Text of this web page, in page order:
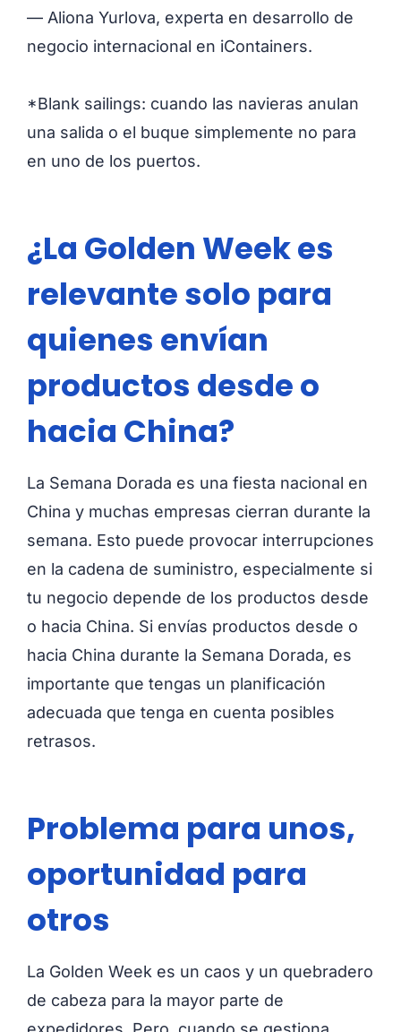
— Aliona Yurlova, experta en desarrollo de
negocio internacional en iContainers.
*Blank sailings: cuando las navieras anulan
una salida o el buque simplemente no para
en uno de los puertos.
¿La Golden Week es
relevante solo para
quienes envían
productos desde o
hacia China?
La Semana Dorada es una fiesta nacional en
China y muchas empresas cierran durante la
semana. Esto puede provocar interrupciones
en la cadena de suministro, especialmente si
tu negocio depende de los productos desde
o hacia China. Si envías productos desde o
hacia China durante la Semana Dorada, es
importante que tengas un planificación
adecuada que tenga en cuenta posibles
retrasos.
Problema para unos,
oportunidad para
otros
La Golden Week es un caos y un quebradero
de cabeza para la mayor parte de